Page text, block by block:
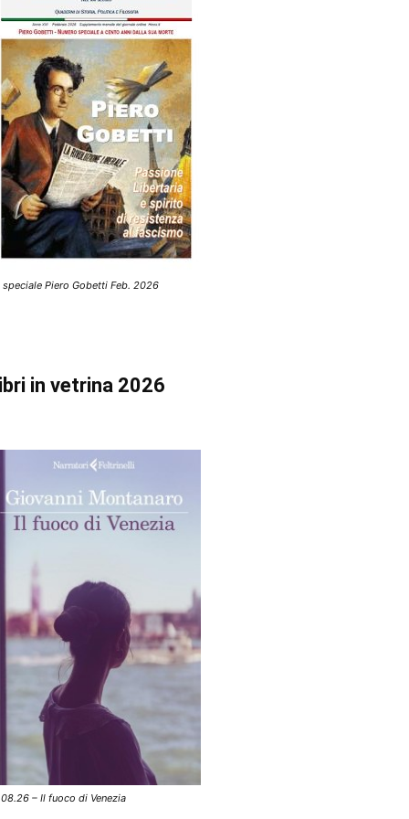
speciale Piero Gobetti Feb. 2026
in vetrina 2026
– Il fuoco di Venezia